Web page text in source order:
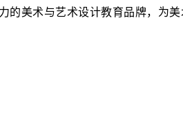
美术与艺术设计教育品牌，为